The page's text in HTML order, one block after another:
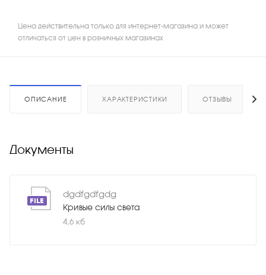
Цена действительна только для интернет-магазина и может
отличаться от цен в розничных магазинах
ОПИСАНИЕ ХАРАКТЕРИСТИКИ ОТЗЫВЫ
Документы
dgdfgdfgdg
Кривые силы света
4,6 кб